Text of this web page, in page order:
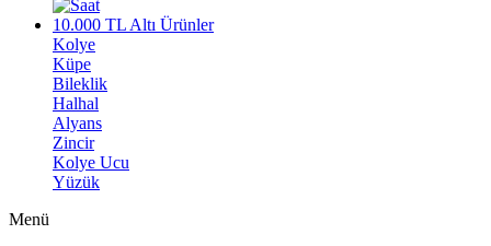
10.000 TL Altı Ürünler
Kolye
Küpe
Bileklik
Halhal
Alyans
Zincir
Kolye Ucu
Yüzük
Menü